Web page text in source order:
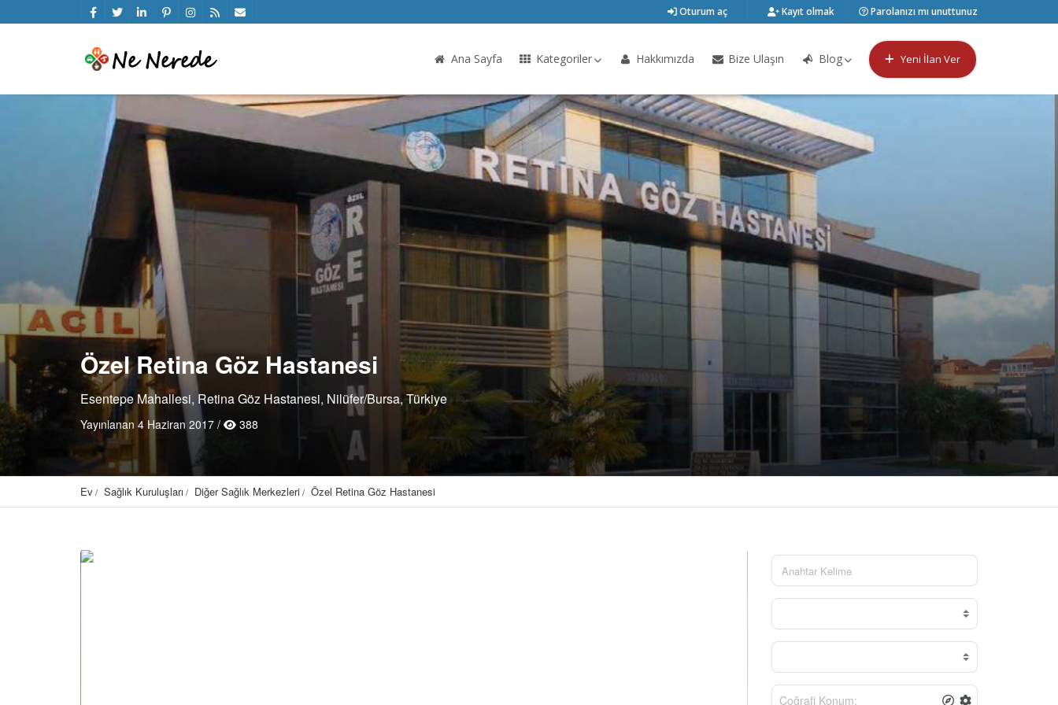
Oturum aç Kayıt olmak Parolanızı mı unuttunuz
Ana Sayfa Kategoriler Hakkımızda Bize Ulaşın Blog Yeni İlan Ver
Özel Retina Göz Hastanesi
Esentepe Mahallesi, Retina Göz Hastanesi, Nilüfer/Bursa, Türkiye
Yayınlanan 4 Haziran 2017 / 388
Ev Sağlık Kuruluşları Diğer Sağlık Merkezleri Özel Retina Göz Hastanesi